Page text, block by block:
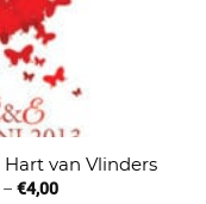
van Vlinders
€4,00